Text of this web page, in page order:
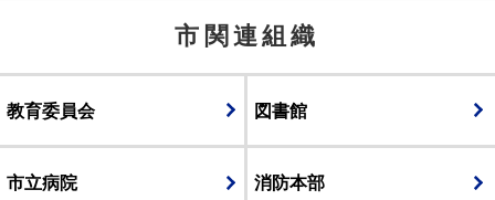
市関連組織
教育委員会 図書館
市立病院 消防本部